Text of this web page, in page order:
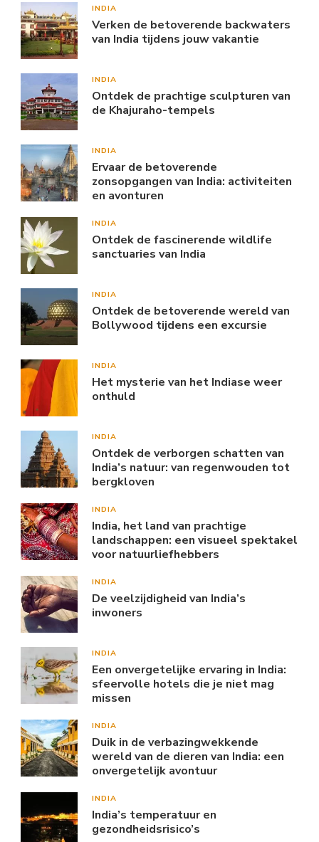
INDIA
Verken de betoverende backwaters
van India tijdens jouw vakantie
INDIA
Ontdek de prachtige sculpturen van
de Khajuraho-tempels
INDIA
Ervaar de betoverende
zonsopgangen van India: activiteiten
en avonturen
INDIA
Ontdek de fascinerende wildlife
sanctuaries van India
INDIA
Ontdek de betoverende wereld van
Bollywood tijdens een excursie
INDIA
Het mysterie van het Indiase weer
onthuld
INDIA
Ontdek de verborgen schatten van
India’s natuur: van regenwouden tot
bergkloven
INDIA
India, het land van prachtige
landschappen: een visueel spektakel
voor natuurliefhebbers
INDIA
De veelzijdigheid van India’s
inwoners
INDIA
Een onvergetelijke ervaring in India:
sfeervolle hotels die je niet mag
missen
INDIA
Duik in de verbazingwekkende
wereld van de dieren van India: een
onvergetelijk avontuur
INDIA
India’s temperatuur en
gezondheidsrisico’s